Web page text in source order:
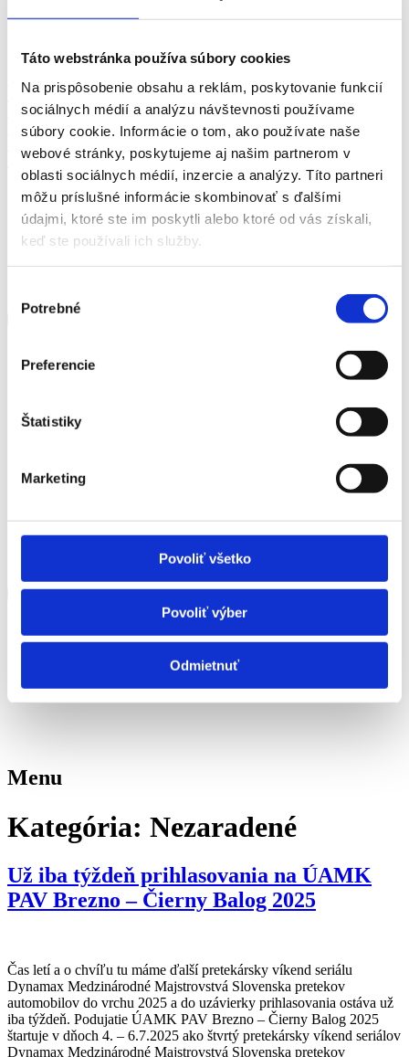
Táto webstránka používa súbory cookies
Na prispôsobenie obsahu a reklám, poskytovanie funkcií
sociálnych médií a analýzu návštevnosti používame
súbory cookie. Informácie o tom, ako používate naše
webové stránky, poskytujeme aj našim partnerom v
oblasti sociálnych médií, inzercie a analýzy. Títo partneri
môžu príslušné informácie skombinovať s ďalšími
údajmi, ktoré ste im poskytli alebo ktoré od vás získali,
keď ste používali ich služby.
súhlasu
Potrebné
Preferencie
Štatistiky
Marketing
Povoliť všetko
Povoliť výber
Odmietnuť
Úvod
Novinky
Galéria
Partneri
Dokumenty
Kontakt
Menu
Kategória: Nezaradené
Už iba týždeň prihlasovania na ÚAMK
PAV Brezno – Čierny Balog 2025
Čas letí a o chvíľu tu máme ďalší pretekársky víkend seriálu
Dynamax Medzinárodné Majstrovstvá Slovenska pretekov
automobilov do vrchu 2025 a do uzávierky prihlasovania ostáva už
iba týždeň. Podujatie ÚAMK PAV Brezno – Čierny Balog 2025
štartuje v dňoch 4. – 6.7.2025 ako štvrtý pretekársky víkend seriálov
Dynamax Medzinárodné Majstrovstvá Slovenska pretekov